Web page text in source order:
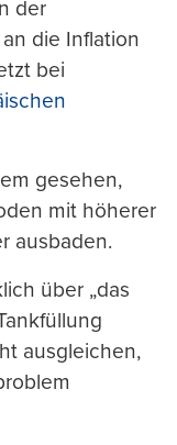
der
die Inflation
bei
gesehen,
mit höherer
ausbaden.
über „das
ausgleichen,